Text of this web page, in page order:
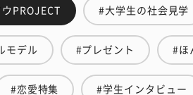
PROJECT #大学生の社会見学
モデル #プレゼント #ほ
#恋愛特集 #学生インタビュー